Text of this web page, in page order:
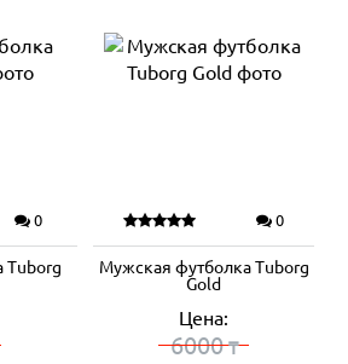
0
Tuborg
0
Мужская футболка Tuborg
Gold
Цена:
6000₸